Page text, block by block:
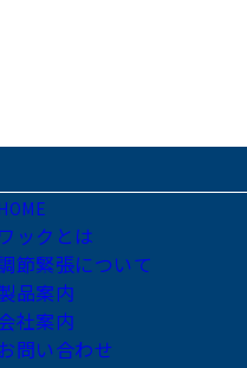
ワックとは
節緊張について
品案内
社案内
問い合わせ